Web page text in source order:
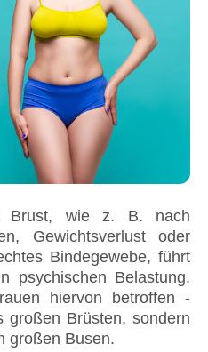
Brust, wie z. B. nach
Gewichtsverlust oder
Bindegewebe, führt
psychischen Belastung.
hiervon betroffen -
großen Brüsten, sondern
großen Busen.